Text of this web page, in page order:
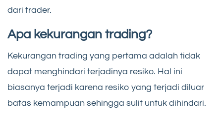
dari trader.
Apa kekurangan trading?
Kekurangan trading yang pertama adalah tidak
dapat menghindari terjadinya resiko. Hal ini
biasanya terjadi karena resiko yang terjadi diluar
batas kemampuan sehingga sulit untuk dihindari.